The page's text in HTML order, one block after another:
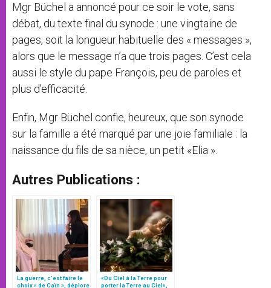
Mgr Büchel a annoncé pour ce soir le vote, sans
débat, du texte final du synode : une vingtaine de
pages, soit la longueur habituelle des « messages »,
alors que le message n’a que trois pages. C’est cela
aussi le style du pape François, peu de paroles et
plus d’efficacité.
Enfin, Mgr Büchel confie, heureux, que son synode
sur la famille a été marqué par une joie familiale : la
naissance du fils de sa nièce, un petit «Elia ».
Autres Publications :
La guerre, c’est faire le
choix « de Caïn », déplore
«Du Ciel à la Terre pour
porter la Terre au Ciel»,